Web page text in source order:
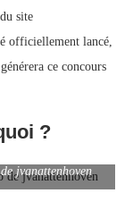
site
officiellement lancé,
ce concours
?
jvanattenhoven